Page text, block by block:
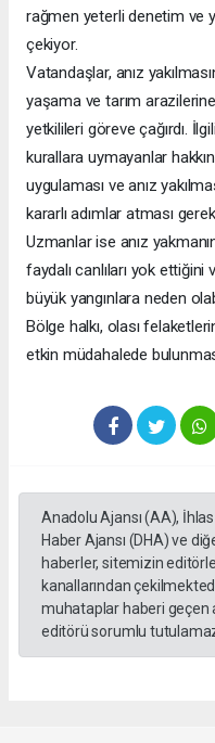
rağmen yeterli denetim ve
çekiyor.
Vatandaşlar, anız
yaşama ve tarım
yetkilileri göreve çağırdı.
kurallara uymayanlar
uygulaması ve anız
kararlı adımlar atması
Uzmanlar ise anız
faydalı canlıları yok
büyük yangınlara neden
Bölge halkı, olası
etkin müdahalede
Anadolu Ajansı (AA),
Haber Ajansı (DHA) ve
haberler, sitemizin
kanallarından
muhataplar haberi geçen
editörü sorumlu